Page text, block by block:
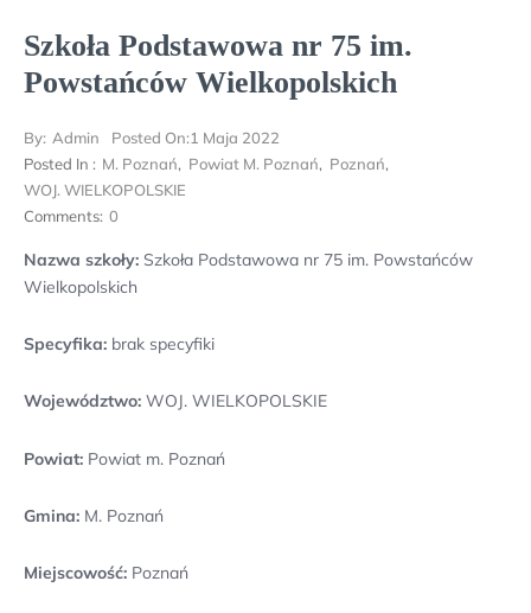
Szkoła Podstawowa nr 75 im.
Powstańców Wielkopolskich
By: Admin Posted On:1 Maja 2022
Posted In : M. Poznań, Powiat M. Poznań, Poznań,
WOJ. WIELKOPOLSKIE
Comments: 0
Nazwa szkoły: Szkoła Podstawowa nr 75 im. Powstańców
Wielkopolskich
Specyfika: brak specyfiki
Województwo: WOJ. WIELKOPOLSKIE
Powiat: Powiat m. Poznań
Gmina: M. Poznań
Miejscowość: Poznań